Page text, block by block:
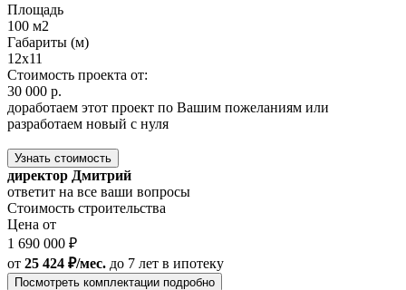
Площадь
100 м2
Габариты (м)
12х11
Стоимость проекта от:
30 000 р.
доработаем этот проект по Вашим пожеланиям или
разработаем новый с нуля
Узнать стоимость
директор Дмитрий
ответит на все ваши вопросы
Стоимость строительства
Цена от
1 690 000 ₽
от 25 424 ₽/мес. до 7 лет в ипотеку
Посмотреть комплектации подробно